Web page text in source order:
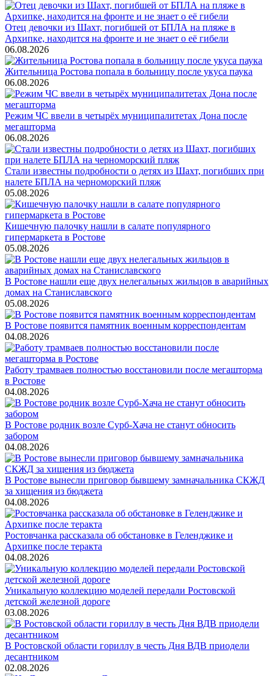
Отец девочки из Шахт, погибшей от БПЛА на пляже в
Архипке, находится на фронте и не знает о её гибели
06.08.2026
Жительница Ростова попала в больницу после укуса паука
06.08.2026
Режим ЧС ввели в четырёх муниципалитетах Дона после
мегашторма
06.08.2026
Стали известны подробности о детях из Шахт, погибших при
налете БПЛА на черноморский пляж
05.08.2026
Кишечную палочку нашли в салате популярного
гипермаркета в Ростове
05.08.2026
В Ростове нашли еще двух нелегальных жильцов в аварийных
домах на Станиславского
05.08.2026
В Ростове появится памятник военным корреспондентам
04.08.2026
Работу трамваев полностью восстановили после мегашторма
в Ростове
04.08.2026
В Ростове родник возле Сурб-Хача не станут обносить
забором
04.08.2026
В Ростове вынесли приговор бывшему замначальника СКЖД
за хищения из бюджета
04.08.2026
Ростовчанка рассказала об обстановке в Геленджике и
Архипке после теракта
04.08.2026
Уникальную коллекцию моделей передали Ростовской
детской железной дороге
03.08.2026
В Ростовской области гориллу в честь Дня ВДВ приодели
десантником
02.08.2026